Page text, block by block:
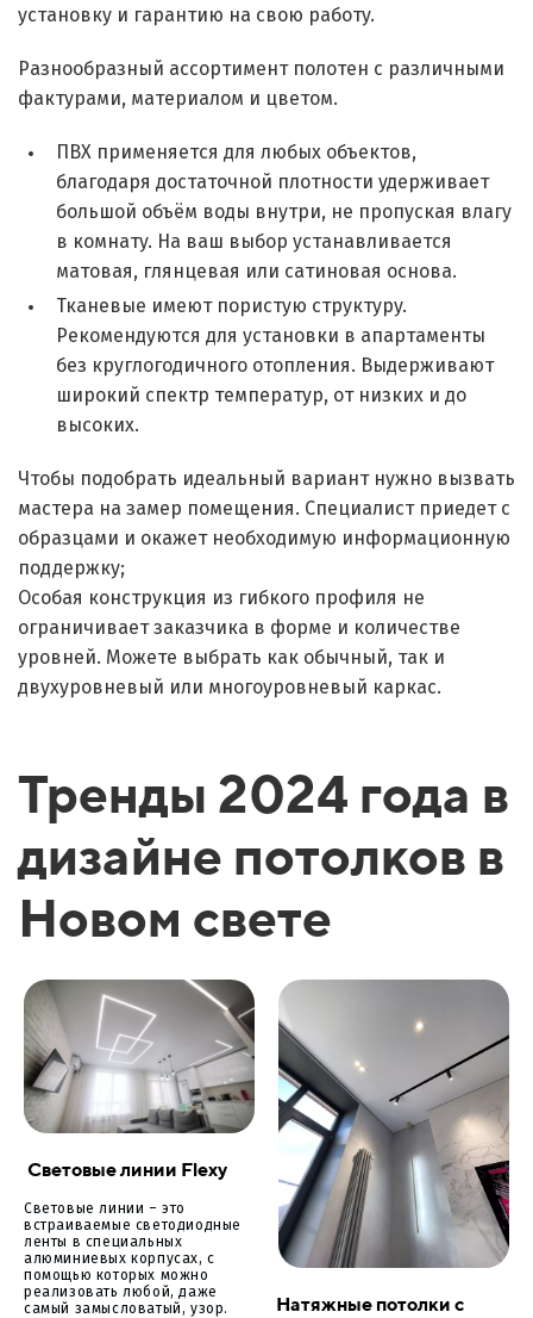
установку и гарантию на свою работу.
Разнообразный ассортимент полотен с различными
фактурами, материалом и цветом.
ПВХ применяется для любых объектов,
благодаря достаточной плотности удерживает
большой объём воды внутри, не пропуская влагу
в комнату. На ваш выбор устанавливается
матовая, глянцевая или сатиновая основа.
Тканевые имеют пористую структуру.
Рекомендуются для установки в апартаменты
без круглогодичного отопления. Выдерживают
широкий спектр температур, от низких и до
высоких.
Чтобы подобрать идеальный вариант нужно вызвать
мастера на замер помещения. Специалист приедет с
образцами и окажет необходимую информационную
поддержку;
Особая конструкция из гибкого профиля не
ограничивает заказчика в форме и количестве
уровней. Можете выбрать как обычный, так и
двухуровневый или многоуровневый каркас.
Тренды 2024 года в
дизайне потолков в
Новом свете
Световые линии Flexy
Световые линии – это
встраиваемые светодиодные
ленты в специальных
алюминиевых корпусах, с
помощью которых можно
реализовать любой, даже
самый замысловатый, узор.
Натяжные потолки с